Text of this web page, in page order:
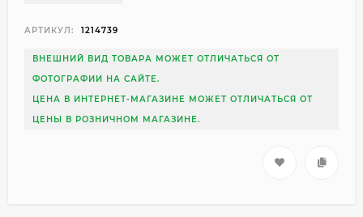
АРТИКУЛ: 1214739
ВНЕШНИЙ ВИД ТОВАРА МОЖЕТ ОТЛИЧАТЬСЯ ОТ
ФОТОГРАФИИ НА САЙТЕ.
ЦЕНА В ИНТЕРНЕТ-МАГАЗИНЕ МОЖЕТ ОТЛИЧАТЬСЯ ОТ
ЦЕНЫ В РОЗНИЧНОМ МАГАЗИНЕ.